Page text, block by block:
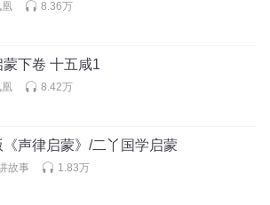
8.36万
蒙下卷 十五咸1
8.42万
《声律启蒙》/二丫国学启蒙
故事 1.83万